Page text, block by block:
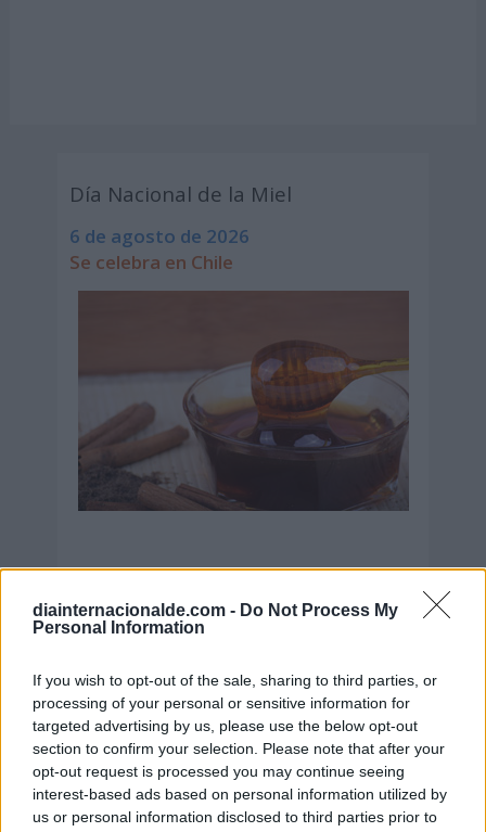
diainternacionalde.com - Do Not Process My
Personal Information
If you wish to opt-out of the sale, sharing to third parties, or
processing of your personal or sensitive information for
targeted advertising by us, please use the below opt-out
section to confirm your selection. Please note that after your
opt-out request is processed you may continue seeing
interest-based ads based on personal information utilized by
us or personal information disclosed to third parties prior to
Día Nacional de la Miel
6 de agosto de 2026
Se celebra en Chile
Secciones destacadas
Noticias y actualidad sobre Días
Internacionales
Onomástica. Todos los santos
Semanas Internacionales